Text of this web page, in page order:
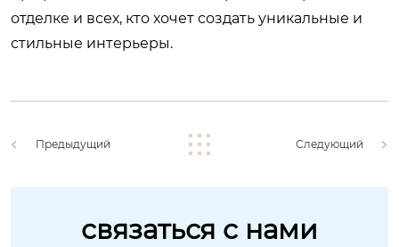
отделке и всех, кто хочет создать уникальные и
стильные интерьеры.
Предыдущий Следующий
связаться с нами